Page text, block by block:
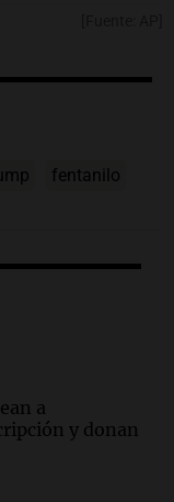
fentanilo
a
y donan